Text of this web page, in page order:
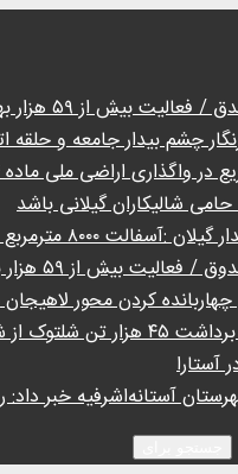
بیش از ۵۹ هزار بهره بردار
چشم بیدار جامعه و حلقه
واگذاری اراضی ملی ماده ۴ ماسال
شالیکاران گیلانی باشد
معابر روستای گردشگری گیسوم تالش
بیش از ۵۹ هزار بهره بردار
کردن محور
شهرستان
خبر داد: رفع تصرف ۳۰۰ مترمربع از اراضی